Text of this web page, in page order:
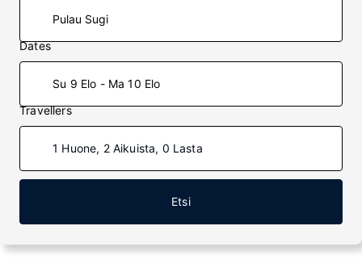
Dates
Su 9 Elo - Ma 10 Elo
Travellers
1 Huone, 2 Aikuista, 0 Lasta
Etsi